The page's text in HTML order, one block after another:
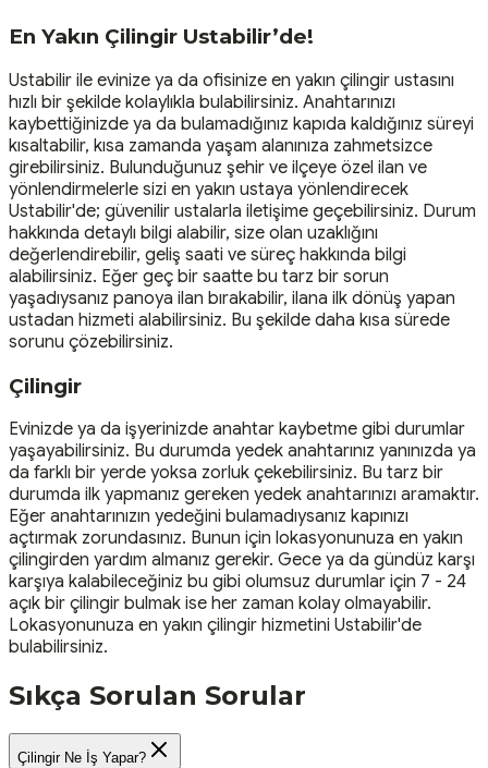
En Yakın Çilingir Ustabilir’de!
Ustabilir ile evinize ya da ofisinize en yakın çilingir ustasını
hızlı bir şekilde kolaylıkla bulabilirsiniz. Anahtarınızı
kaybettiğinizde ya da bulamadığınız kapıda kaldığınız süreyi
kısaltabilir, kısa zamanda yaşam alanınıza zahmetsizce
girebilirsiniz. Bulunduğunuz şehir ve ilçeye özel ilan ve
yönlendirmelerle sizi en yakın ustaya yönlendirecek
Ustabilir'de; güvenilir ustalarla iletişime geçebilirsiniz. Durum
hakkında detaylı bilgi alabilir, size olan uzaklığını
değerlendirebilir, geliş saati ve süreç hakkında bilgi
alabilirsiniz. Eğer geç bir saatte bu tarz bir sorun
yaşadıysanız panoya ilan bırakabilir, ilana ilk dönüş yapan
ustadan hizmeti alabilirsiniz. Bu şekilde daha kısa sürede
sorunu çözebilirsiniz.
Çilingir
Evinizde ya da işyerinizde anahtar kaybetme gibi durumlar
yaşayabilirsiniz. Bu durumda yedek anahtarınız yanınızda ya
da farklı bir yerde yoksa zorluk çekebilirsiniz. Bu tarz bir
durumda ilk yapmanız gereken yedek anahtarınızı aramaktır.
Eğer anahtarınızın yedeğini bulamadıysanız kapınızı
açtırmak zorundasınız. Bunun için lokasyonunuza en yakın
çilingirden yardım almanız gerekir. Gece ya da gündüz karşı
karşıya kalabileceğiniz bu gibi olumsuz durumlar için 7 - 24
açık bir çilingir bulmak ise her zaman kolay olmayabilir.
Lokasyonunuza en yakın çilingir hizmetini Ustabilir'de
bulabilirsiniz.
Sıkça Sorulan Sorular
Çilingir Ne İş Yapar?